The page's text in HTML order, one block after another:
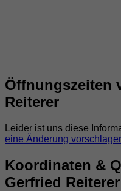
Öffnungszeiten
Reiterer
Leider ist uns diese
eine Änderung
Koordinaten &
Gerfried Reiterer